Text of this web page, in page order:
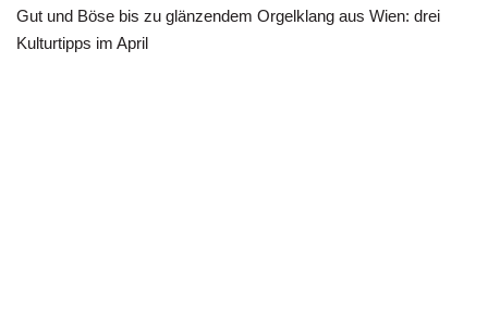
Gut und Böse bis zu glänzendem Orgelklang aus Wien: drei
Kulturtipps im April